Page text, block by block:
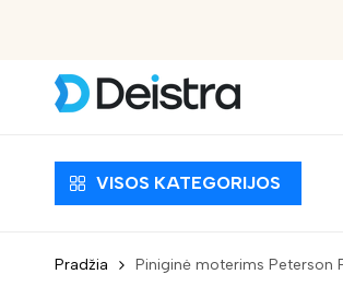
VISOS KATEGORIJOS
Pradžia Piniginė moterims Peterson